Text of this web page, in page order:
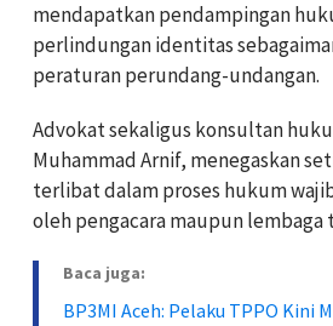
mendapatkan pendampingan
perlindungan identitas
peraturan perundang-undangan.
Advokat sekaligus konsultan
Muhammad Arnif, menegaskan
terlibat dalam proses hukum
oleh pengacara maupun lembaga
Baca juga:
BP3MI Aceh: Pelaku TPPO Kini